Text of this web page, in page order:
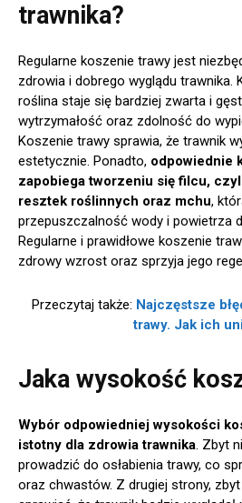
trawnika?
Regularne koszenie trawy jest
zdrowia i dobrego wyglądu trawnika.
roślina staje się bardziej zwarta i
wytrzymałość oraz zdolność do
Koszenie trawy sprawia, że trawnik
estetycznie. Ponadto, odpowiednie
zapobiega tworzeniu się filcu,
resztek roślinnych oraz mchu,
przepuszczalność wody i powietrza
Regularne i prawidłowe koszenie
zdrowy wzrost oraz sprzyja jego
Przeczytaj także: Najczęstsze
trawy. Jak ich
Jaka wysokość
Wybór odpowiedniej wysokości
istotny dla zdrowia trawnika. Zbyt
prowadzić do osłabienia trawy, co
oraz chwastów. Z drugiej strony,